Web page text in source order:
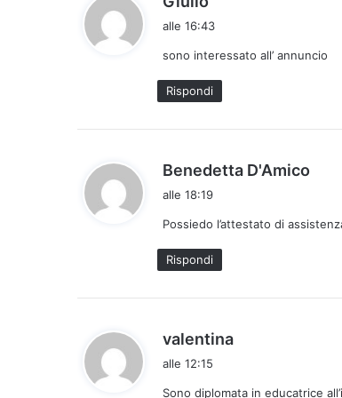
a
e
t
t
alle 16:43
sono interessato all’ annuncio
Rispondi
Benedetta D'Amico
e
alle 18:19
Possiedo l’attestato di
Rispondi
valentina
alle 12:15
Sono diplomata in educatrice